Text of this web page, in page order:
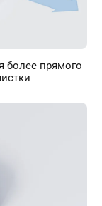
более прямого